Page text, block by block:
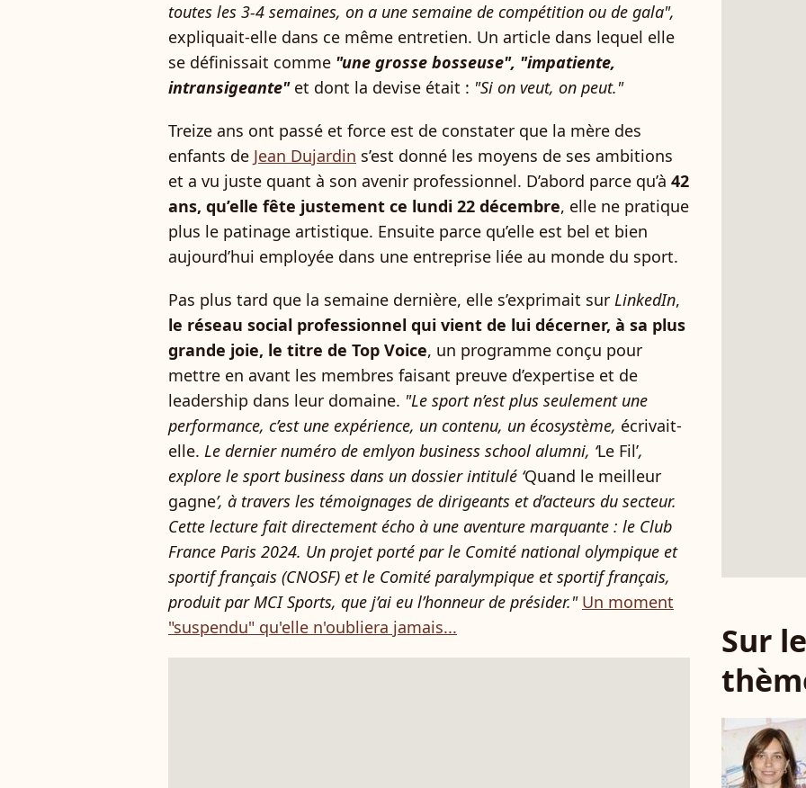
toutes les 3-4 semaines, on a une semaine de compétition ou de gala",
expliquait-elle dans ce même entretien. Un article dans lequel elle
se définissait comme "une grosse bosseuse", "impatiente,
intransigeante"et dont la devise était : "Si on veut, on peut."
Treize ans ont passé et force est de constater que la mère des
enfants de Jean Dujardin s’est donné les moyens de ses ambitions
et a vu juste quant à son avenir professionnel. D’abord parce qu’à 42
ans, qu’elle fête justement ce lundi 22 décembre, elle ne pratique
plus le patinage artistique. Ensuite parce qu’elle est bel et bien
aujourd’hui employée dans une entreprise liée au monde du sport.
Pas plus tard que la semaine dernière, elle s’exprimait sur LinkedIn,
le réseau social professionnel qui vient de lui décerner, à sa plus
grande joie, le titre de Top Voice, un programme conçu pour
mettre en avant les membres faisant preuve d’expertise et de
leadership dans leur domaine. "Le sport n’est plus seulement une
performance, c’est une expérience, un contenu, un écosystème, écrivait-
elle. Le dernier numéro de emlyon business school alumni, ‘Le Fil’,
explore le sport business dans un dossier intitulé ‘Quand le meilleur
gagne’, à travers les témoignages de dirigeants et d’acteurs du secteur.
Cette lecture fait directement écho à une aventure marquante : le Club
France Paris 2024. Un projet porté par le Comité national olympique et
sportif français (CNOSF) et le Comité paralympique et sportif français,
produit par MCI Sports, que j’ai eu l’honneur de présider." Un moment
"suspendu" qu'elle n'oubliera jamais...
Sur